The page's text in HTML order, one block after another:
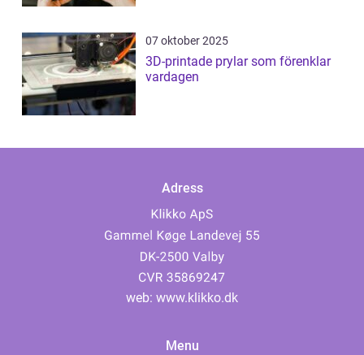
07 oktober 2025
3D-printade prylar som förenklar
vardagen
Adress
web: www.klikko.dk
Menu